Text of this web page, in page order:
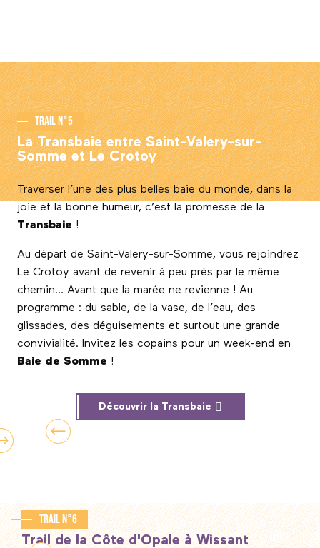
Trail n°5
La Transbaie entre Saint-Valery-sur-
Somme et Le Crotoy
Traverser l’une des plus belles baie du monde, dans la
joie et la bonne humeur, c’est la promesse de la
Transbaie !
Au départ de Saint-Valery-sur-Somme, vous rejoindrez
Le Crotoy avant de revenir à peu près par le même
chemin… Avant que la marée ne revienne ! Au
programme : du sable, de la vase, de l’eau, des
glissades, des déguisements et surtout une grande
convivialité. Invitez les copains pour un week-end en
Baie de Somme !
Découvrir la Transbaie
Trail n°6
Trail de la Côte d'Opale à Wissant